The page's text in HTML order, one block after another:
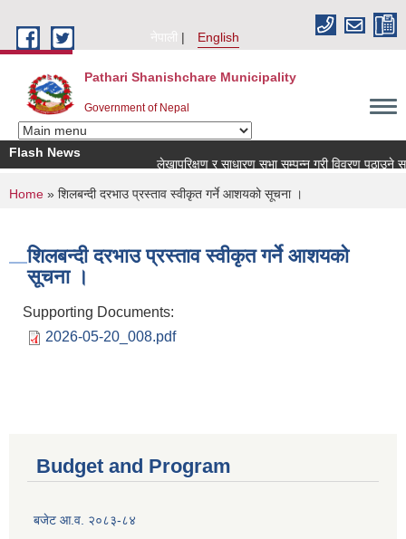
नेपाली
English
Pathari Shanishchare Municipality
Government of Nepal
Flash News
लेखापरिक्षण र साधारण सभा सम्पन्न गरी विवरण पठाउने
You are here
Home » शिलबन्दी दरभाउ प्रस्ताव स्वीकृत गर्ने आशयको सूचना ।
शिलबन्दी दरभाउ प्रस्ताव स्वीकृत गर्ने आशयको
सूचना ।
Supporting Documents:
2026-05-20_008.pdf
Budget and Program
बजेट आ.व. २०८३-८४